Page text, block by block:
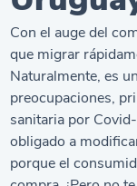
Con el auge del
que migrar
Naturalmente, es
preocupaciones,
sanitaria por
obligado a
porque el